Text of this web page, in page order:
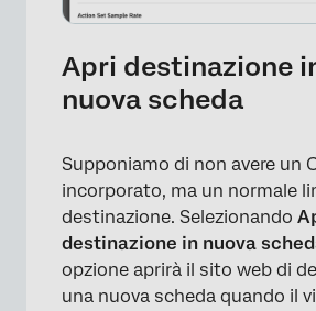
Apri destinazione
nuova scheda
Supponiamo di non avere un
incorporato, ma un normale
destinazione. Selezionando
destinazione in nuova
opzione aprirà il sito web di
una nuova scheda quando il